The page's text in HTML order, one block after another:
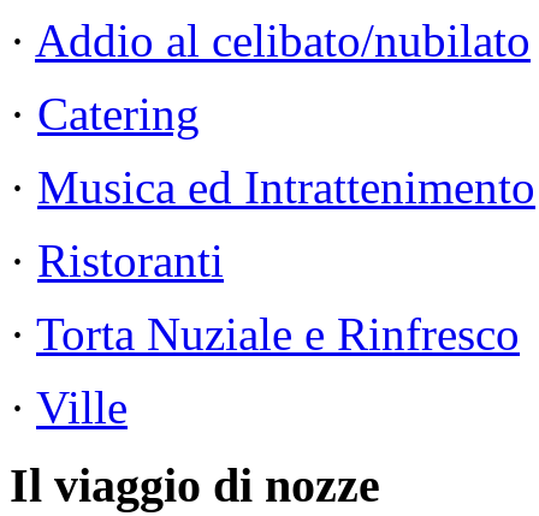
· Addio al celibato/nubilato
· Catering
· Musica ed Intrattenimento
· Ristoranti
· Torta Nuziale e Rinfresco
· Ville
Il viaggio di nozze